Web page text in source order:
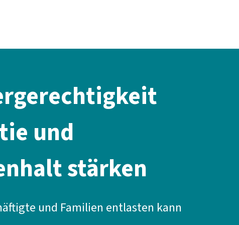
und
stärken
und Familien entlasten kann